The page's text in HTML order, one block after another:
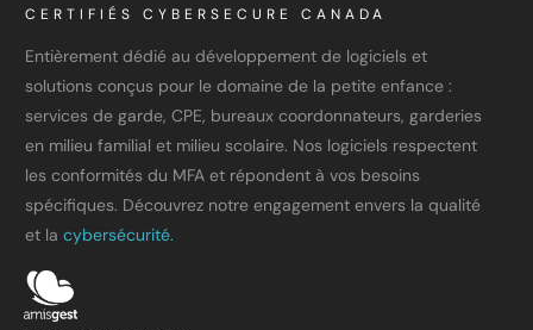
CERTIFIÉS CYBERSECURE CANADA
Entièrement dédié au développement de logiciels et
solutions conçus pour le domaine de la petite enfance :
services de garde, CPE, bureaux coordonnateurs, garderies
en milieu familial et milieu scolaire. Nos logiciels respectent
les conformités du MFA et répondent à vos besoins
spécifiques. Découvrez notre engagement envers la qualité
et la cybersécurité.